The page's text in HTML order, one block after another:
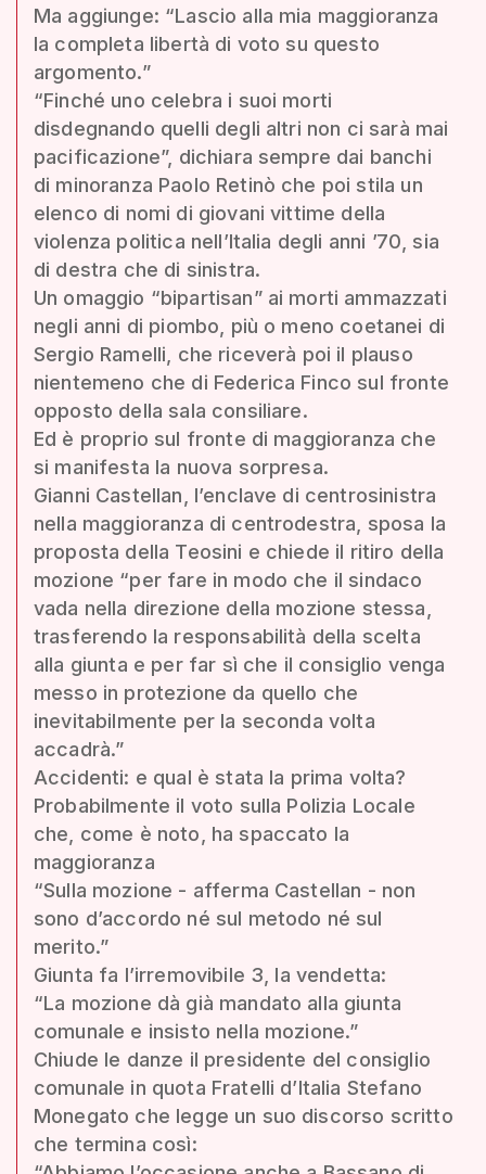
Ma aggiunge: “Lascio alla mia maggioranza
la completa libertà di voto su questo
argomento.”
“Finché uno celebra i suoi morti
disdegnando quelli degli altri non ci sarà mai
pacificazione”, dichiara sempre dai banchi
di minoranza Paolo Retinò che poi stila un
elenco di nomi di giovani vittime della
violenza politica nell’Italia degli anni ’70, sia
di destra che di sinistra.
Un omaggio “bipartisan” ai morti ammazzati
negli anni di piombo, più o meno coetanei di
Sergio Ramelli, che riceverà poi il plauso
nientemeno che di Federica Finco sul fronte
opposto della sala consiliare.
Ed è proprio sul fronte di maggioranza che
si manifesta la nuova sorpresa.
Gianni Castellan, l’enclave di centrosinistra
nella maggioranza di centrodestra, sposa la
proposta della Teosini e chiede il ritiro della
mozione “per fare in modo che il sindaco
vada nella direzione della mozione stessa,
trasferendo la responsabilità della scelta
alla giunta e per far sì che il consiglio venga
messo in protezione da quello che
inevitabilmente per la seconda volta
accadrà.”
Accidenti: e qual è stata la prima volta?
Probabilmente il voto sulla Polizia Locale
che, come è noto, ha spaccato la
maggioranza
“Sulla mozione - afferma Castellan - non
sono d’accordo né sul metodo né sul
merito.”
Giunta fa l’irremovibile 3, la vendetta:
“La mozione dà già mandato alla giunta
comunale e insisto nella mozione.”
Chiude le danze il presidente del consiglio
comunale in quota Fratelli d’Italia Stefano
Monegato che legge un suo discorso scritto
che termina così: